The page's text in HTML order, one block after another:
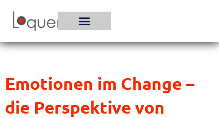
Inhalt
Emotionen im Change –
die Perspektive von